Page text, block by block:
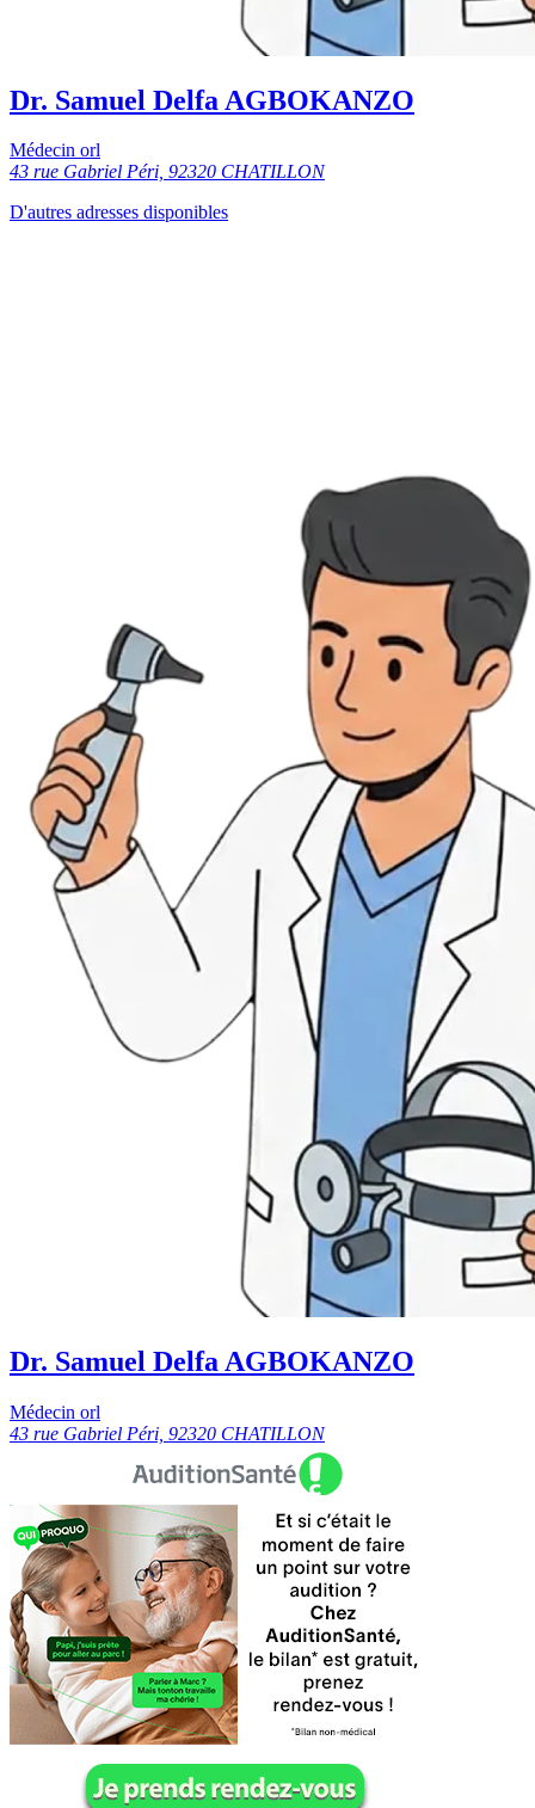
Dr. Samuel Delfa AGBOKANZO
Médecin orl
43 rue Gabriel Péri, 92320 CHATILLON
D'autres adresses disponibles
Dr. Samuel Delfa AGBOKANZO
Médecin orl
43 rue Gabriel Péri, 92320 CHATILLON